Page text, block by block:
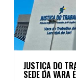
JUSTIÇA DO
SEDE DA VARA